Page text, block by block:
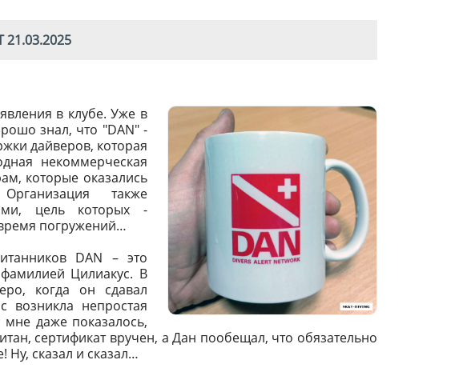
в клубе. Уже в
знал, что "DAN" -
дайверов, которая
некоммерческая
которые оказались
также
цель которых -
погружений…
DAN – это
Цилиакус. В
когда он сдавал
возникла непростая
даже показалось,
сертификат вручен, а Дан пообещал, что обязательно
Ну, сказал и сказал…